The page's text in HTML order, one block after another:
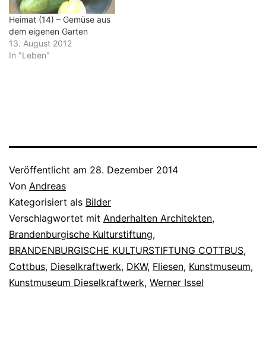
Treppenhaus, das wie ein
Bug Richtung Amtsteich im
Goethe-Park. Selbst das
Treppengeländer ist…
Heimat (14) – Gemüse aus
dem eigenen Garten
13. August 2012
In "Leben"
Veröffentlicht am 28. Dezember 2014
Von Andreas
Kategorisiert als Bilder
Verschlagwortet mit Anderhalten Architekten,
Brandenburgische Kulturstiftung,
BRANDENBURGISCHE KULTURSTIFTUNG COTTBUS,
Cottbus, Dieselkraftwerk, DKW, Fliesen, Kunstmuseum,
Kunstmuseum Dieselkraftwerk, Werner Issel